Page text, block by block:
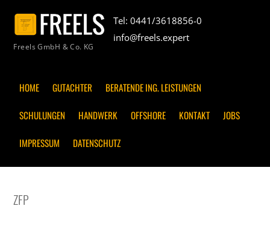
Freels GmbH & Co. KG
Tel: 0441/3618856-0
info@freels.expert
HOME GUTACHTER BERATENDE ING. LEISTUNGEN
SCHULUNGEN HANDWERK OFFSHORE KONTAKT JOBS
IMPRESSUM DATENSCHUTZ
ZFP